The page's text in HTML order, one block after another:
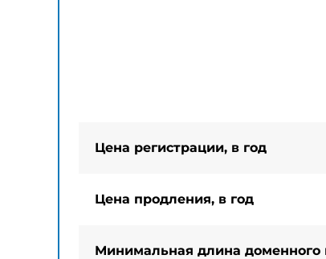
Цена регистрации, в год
Цена продления, в год
Минимальная длина доменного